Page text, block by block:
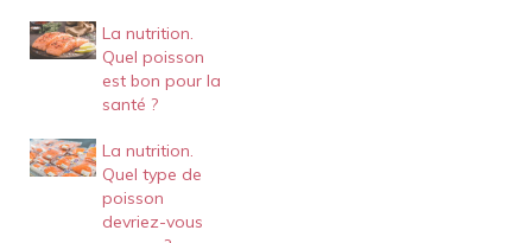
La nutrition.
Quel poisson
est bon pour la
santé ?
La nutrition.
Quel type de
poisson
devriez-vous